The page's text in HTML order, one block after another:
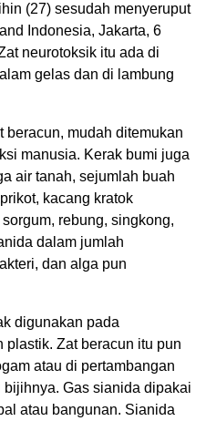
(27) sesudah menyeruput
Indonesia, Jakarta, 6
neurotoksik itu ada di
gelas dan di lambung
beracun, mudah ditemukan
manusia. Kerak bumi juga
air tanah, sejumlah buah
kacang kratok
rebung, singkong,
dalam jumlah
dan alga pun
digunakan pada
plastik. Zat beracun itu pun
atau di pertambangan
Gas sianida dipakai
atau bangunan. Sianida